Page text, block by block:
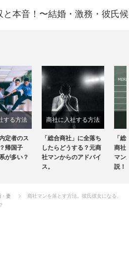
本音！〜結婚・激務・彼氏候
に入社する方法
商社マンの転職
商社」に全落ち
どうする？元商
からのアドバイ
商社について
「総合商社」と「専門
商社」の違いを元商社
マンがわかりやすく解
・妻
商社マンを落とす方法。彼氏彼女になる、